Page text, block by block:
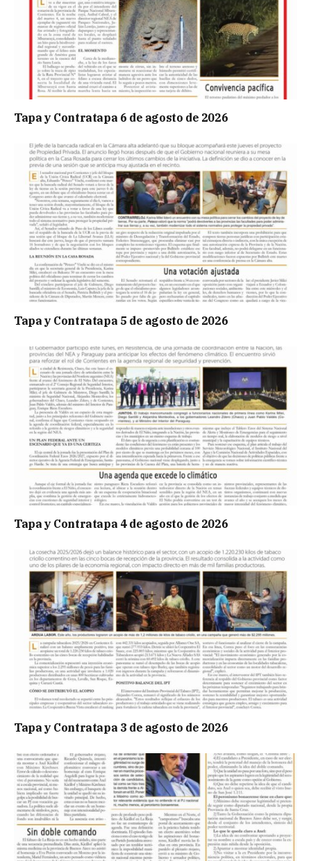
Tapa y Contratapa 6 de agosto de 2026
Tapa y Contratapa 5 de agosto de 2026
Tapa y Contratapa 4 de agosto de 2026
Tapa y Contratapa 3 de agosto de 2026